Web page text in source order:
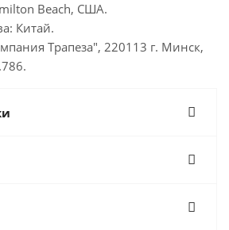
Beach, США.
Китай.
Трапеза", 220113 г. Минск,